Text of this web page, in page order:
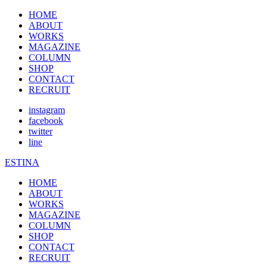
HOME
ABOUT
WORKS
MAGAZINE
COLUMN
SHOP
CONTACT
RECRUIT
instagram
facebook
twitter
line
ESTINA
HOME
ABOUT
WORKS
MAGAZINE
COLUMN
SHOP
CONTACT
RECRUIT